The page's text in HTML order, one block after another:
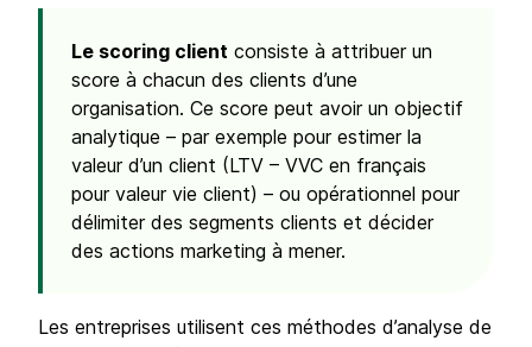
Le scoring client consiste à attribuer un
score à chacun des clients d’une
organisation. Ce score peut avoir un objectif
analytique – par exemple pour estimer la
valeur d’un client (LTV – VVC en français
pour valeur vie client) – ou opérationnel pour
délimiter des segments clients et décider
des actions marketing à mener.
Les entreprises utilisent ces méthodes d’analyse de